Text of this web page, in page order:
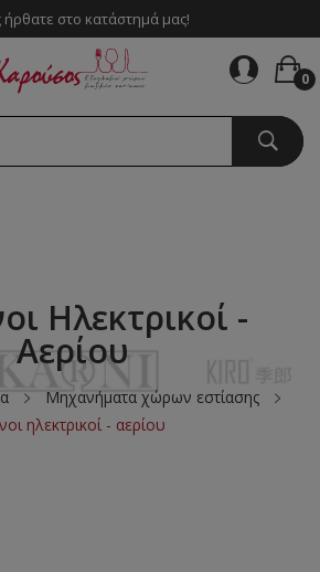
στο κατάστημά μας!
0
Ηλεκτρικοί -
Αερίου
Μηχανήματα χώρων εστίασης
ηλεκτρικοί - αερίου